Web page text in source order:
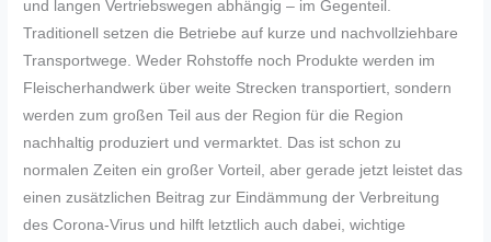
und langen Vertriebswegen abhängig – im Gegenteil.
Traditionell setzen die Betriebe auf kurze und nachvollziehbare
Transportwege. Weder Rohstoffe noch Produkte werden im
Fleischerhandwerk über weite Strecken transportiert, sondern
werden zum großen Teil aus der Region für die Region
nachhaltig produziert und vermarktet. Das ist schon zu
normalen Zeiten ein großer Vorteil, aber gerade jetzt leistet das
einen zusätzlichen Beitrag zur Eindämmung der Verbreitung
des Corona-Virus und hilft letztlich auch dabei, wichtige